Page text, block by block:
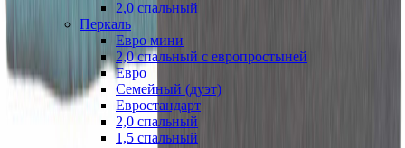
2,0 спальный
Перкаль
Евро мини
2,0 спальный с европростыней
Евро
Семейный (дуэт)
Евростандарт
2,0 спальный
1,5 спальный